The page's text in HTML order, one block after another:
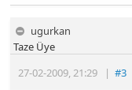
ugurkan
27-02-2009,21:29 |#3
Taze Üye